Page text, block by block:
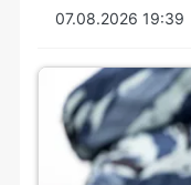
07.08.2026 19:39